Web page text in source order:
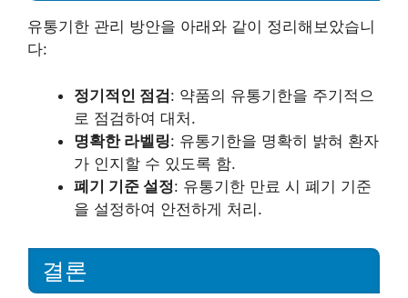
유통기한 관리 방안을 아래와 같이 정리해보았습니
다:
정기적인 점검: 약품의 유통기한을 주기적으
로 점검하여 대처.
명확한 라벨링: 유통기한을 명확히 밝혀 환자
가 인지할 수 있도록 함.
폐기 기준 설정: 유통기한 만료 시 폐기 기준
을 설정하여 안전하게 처리.
결론